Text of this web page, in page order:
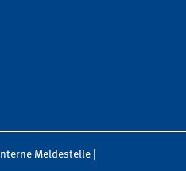
Interne Meldestelle